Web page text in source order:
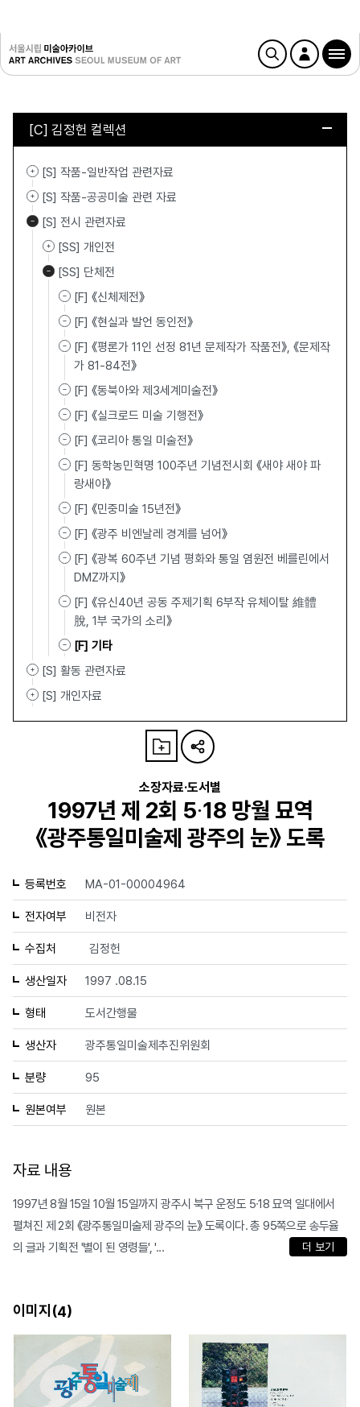
[C] 김정헌 컬렉션
[S] 작품-일반작업 관련자료
[S] 작품-공공미술 관련 자료
[S] 전시 관련자료
[SS] 개인전
[SS] 단체전
[F] 《신체제전》
[F] 《현실과 발언 동인전》
[F] 《평론가 11인 선정 81년 문제작가 작품전》, 《문제작
가 81-84전》
[F] 《동북아와 제3세계미술전》
[F] 《실크로드 미술 기행전》
[F] 《코리아 통일 미술전》
[F] 동학농민혁명 100주년 기념전시회 《새야 새야 파
랑새야》
[F] 《민중미술 15년전》
[F] 《광주 비엔날레 경계를 넘어》
[F] 《광복 60주년 기념 평화와 통일 염원전 베를린에서
DMZ까지》
[F] 《유신40년 공동 주제기획 6부작 유체이탈 維體離
脫, 1부 국가의 소리》
[F] 기타
[S] 활동 관련자료
[S] 개인자료
소장자료·도서별
1997년 제 2회 5∙18 망월 묘역
《광주통일미술제 광주의 눈》 도록
등록번호 MA-01-00004964
전자여부 비전자
수집처 김정헌
생산일자 1997 .08.15
형태 도서간행물
생산자 광주통일미술제추진위원회
분량 95
원본여부 원본
자료 내용
1997년 8월 15일 10월 15일까지 광주시 북구 운정도 5∙18 묘역 일대에서
펼쳐진 제 2회 《광주통일미술제 광주의 눈》 도록이다. 총 95쪽으로 송두율
의 글과 기획전 '별이 된 영령들', '...
더 보기
이미지(4)